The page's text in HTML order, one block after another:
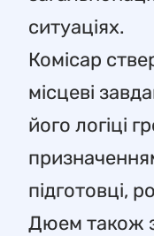
ситуаціях.
Комісар
місцеві
його логіці
підготовці,
Дюем також